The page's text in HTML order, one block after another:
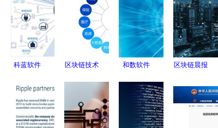
科蓝软件
型，做真正
的区块链技
术王者
区块链技术
为例看行业
发展的双重
和数软件
引领未来网
络互联新体
验
区块链晨报
支付新赛
道，远光软